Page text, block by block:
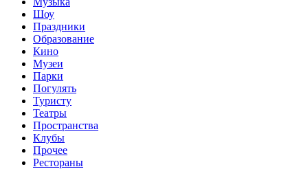
Шоу
Праздники
Образование
Кино
Музеи
Парки
Погулять
Туристу
Театры
Пространства
Клубы
Прочее
Рестораны